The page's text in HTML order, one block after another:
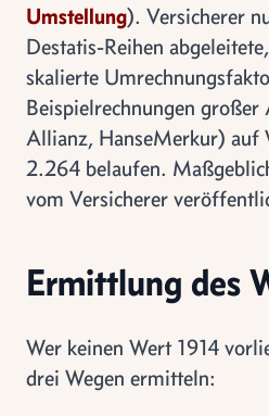
Umstellung). Versicherer
Destatis-Reihen
skalierte
Beispielrechnungen
Allianz, HanseMerkur) auf
2.264 belaufen.
vom Versicherer
Ermittlung des
Wer keinen Wert 1914
drei Wegen ermitteln: